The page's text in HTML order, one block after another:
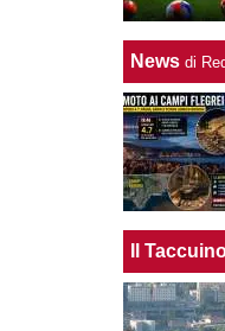
News di
Il